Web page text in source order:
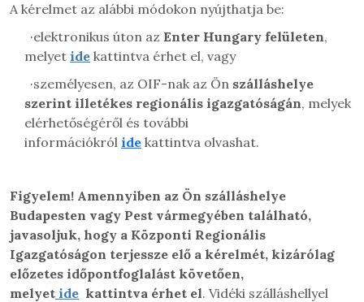
A kérelmet az alábbi módokon nyújthatja be:
·elektronikus úton az Enter Hungary felületen,
melyet ide kattintva érhet el, vagy
·személyesen, az OIF-nak az Ön szálláshelye
szerint illetékes regionális igazgatóságán, melyek
elérhetőségéről és további
információkról ide kattintva olvashat.
Figyelem! Amennyiben az Ön szálláshelye
Budapesten vagy Pest vármegyében található,
javasoljuk, hogy a Központi Regionális
Igazgatóságon terjessze elő a kérelmét, kizárólag
előzetes időpontfoglalást követően,
melyet ide kattintva érhet el. Vidéki szálláshellyel